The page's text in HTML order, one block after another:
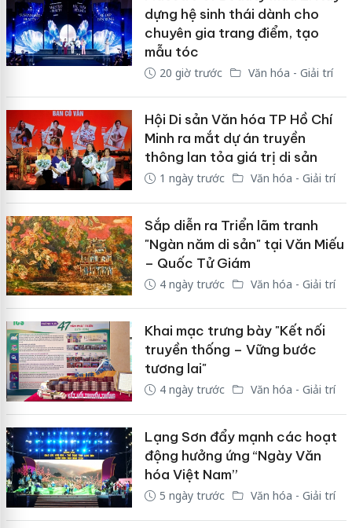
dựng hệ sinh thái dành cho
chuyên gia trang điểm, tạo
mẫu tóc
20 giờ trước Văn hóa - Giải trí
Hội Di sản Văn hóa TP Hồ Chí
Minh ra mắt dự án truyền
thông lan tỏa giá trị di sản
1 ngày trước Văn hóa - Giải trí
Sắp diễn ra Triển lãm tranh
"Ngàn năm di sản" tại Văn Miếu
– Quốc Tử Giám
4 ngày trước Văn hóa - Giải trí
Khai mạc trưng bày "Kết nối
truyền thống – Vững bước
tương lai"
4 ngày trước Văn hóa - Giải trí
Lạng Sơn đẩy mạnh các hoạt
động hưởng ứng “Ngày Văn
hóa Việt Nam”
5 ngày trước Văn hóa - Giải trí